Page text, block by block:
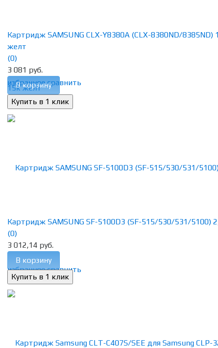
избранное сравнить
Картридж SAMSUNG CLX-Y8380A (CLX-8380ND/8385ND)
желт
(0)
3 081 руб.
В корзину
избранное сравнить
Картридж SAMSUNG SF-5100D3 (SF-515/530/531/5100)
(0)
3 012,14 руб.
В корзину